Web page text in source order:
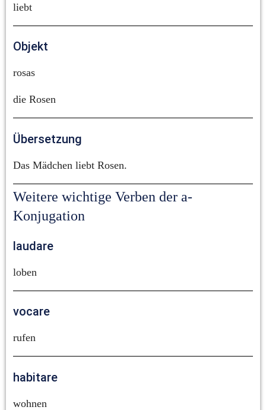
liebt
Objekt
rosas
die Rosen
Übersetzung
Das Mädchen liebt Rosen.
Weitere wichtige Verben der a-
Konjugation
laudare
loben
vocare
rufen
habitare
wohnen